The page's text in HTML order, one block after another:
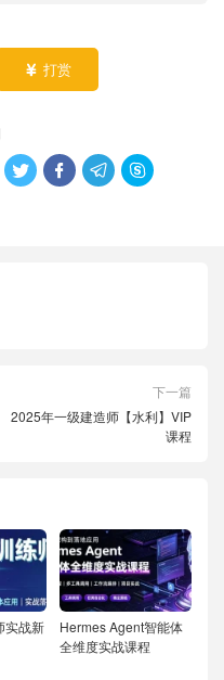
 打赏
   
下一篇
2025年一级建造师【水利】VIP
课程
实战新
Hermes Agent智能体
全维度实战课程